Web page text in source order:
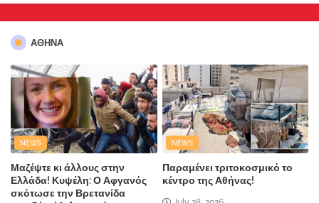
ΑΘΗΝΑ
NEWS
Μαζέψτε κι άλλους στην
Ελλάδα! Κυψέλη: Ο Αφγανός
σκότωσε την Βρετανίδα
NEWS
Παραμένει τριτοκοσμικό το
κέντρο της Αθήνας!